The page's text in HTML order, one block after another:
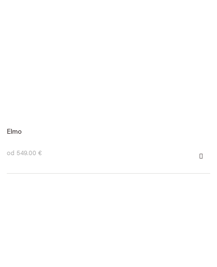
Elmo
od 549.00 €